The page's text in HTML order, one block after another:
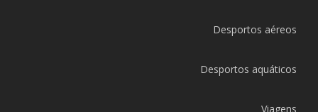
Desportos aéreos
Desportos aquáticos
Viagens